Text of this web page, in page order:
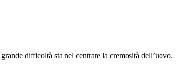
difficoltà sta nel centrare la cremosità dell’uovo.